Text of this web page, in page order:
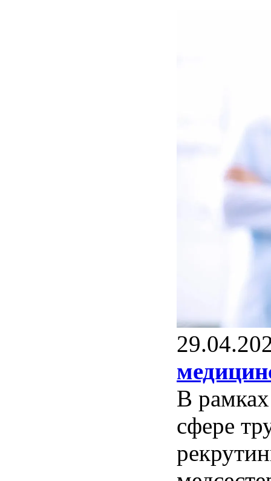
В
сфере